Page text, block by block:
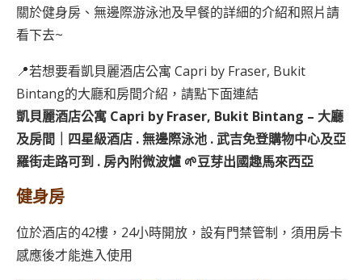
關於健身房、無邊際游泳池及早餐的詳細的介紹和照片請
看下去~
📍若想要看凱貝麗酒店公寓 Capri by Fraser, Bukit
Bintang的大廳和房間介紹，請點下面連結
凱貝麗酒店公寓 Capri by Fraser, Bukit Bintang – 大廳
及房間｜四星級酒店 . 無邊際泳池 . 武吉免登購物中心及亞
羅街走路可到 . 房內附微波爐 🌱豆芽出國趣馬來西亞
健身房
位於酒店的42樓，24小時開放，設有門禁管制，須用房卡
感應後才能進入使用